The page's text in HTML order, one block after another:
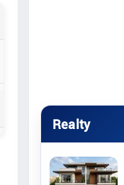
Realty